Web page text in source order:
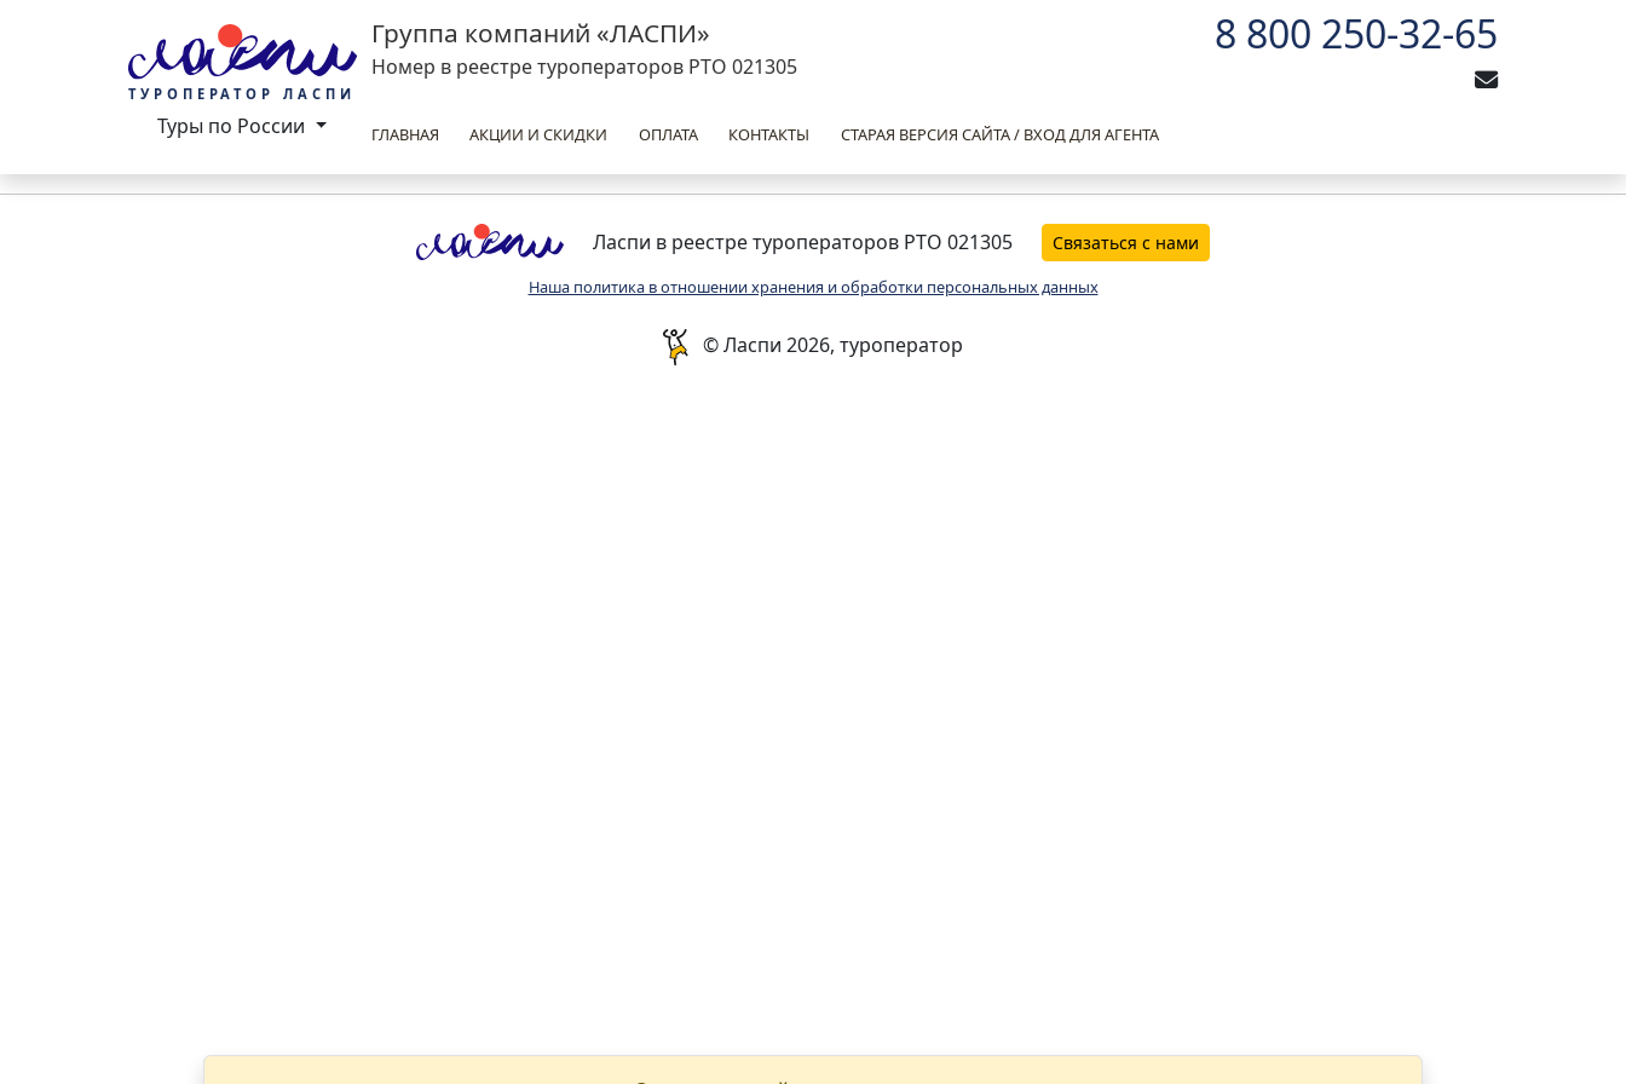
ТУРОПЕРАТОР ЛАСПИ
Туры по России
Группа компаний «ЛАСПИ»
Номер в реестре туроператоров РТО 021305
8 800 250-32-65
ГЛАВНАЯ АКЦИИ И СКИДКИ ОПЛАТА КОНТАКТЫ СТАРАЯ ВЕРСИЯ САЙТА / ВХОД ДЛЯ АГЕНТА
Ласпи в реестре туроператоров РТО 021305 Связаться с нами
Наша политика в отношении хранения и обработки персональных данных
© Ласпи 2026, туроператор